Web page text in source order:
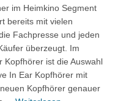
im Heimkino Segment
bereits mit vielen
Fachpresse und jeden
überzeugt. Im
Kopfhörer ist die Auswahl
In Ear Kopfhörer mit
Kopfhörer genauer